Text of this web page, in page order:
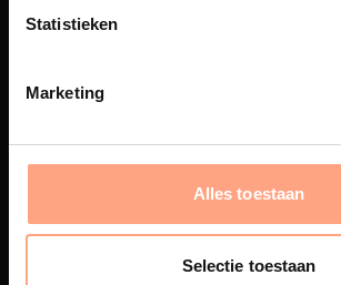
Statistieken
Marketing
Alles toestaan
Selectie toestaan
eigen spuiterij afgewerkt met
Interieur inrichting
PUUUR biedt volledige
oplevering,met als resultaat een